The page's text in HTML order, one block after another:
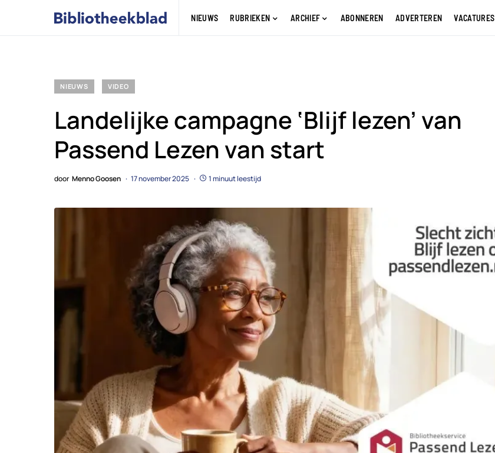
NIEUWS RUBRIEKEN ARCHIEF ABONNEREN ADVERTEREN VACATURES
NIEUWS VIDEO
Landelijke campagne ‘Blijf lezen’ van
Passend Lezen van start
door Menno Goosen 17 november 2025 1 minuut leestijd